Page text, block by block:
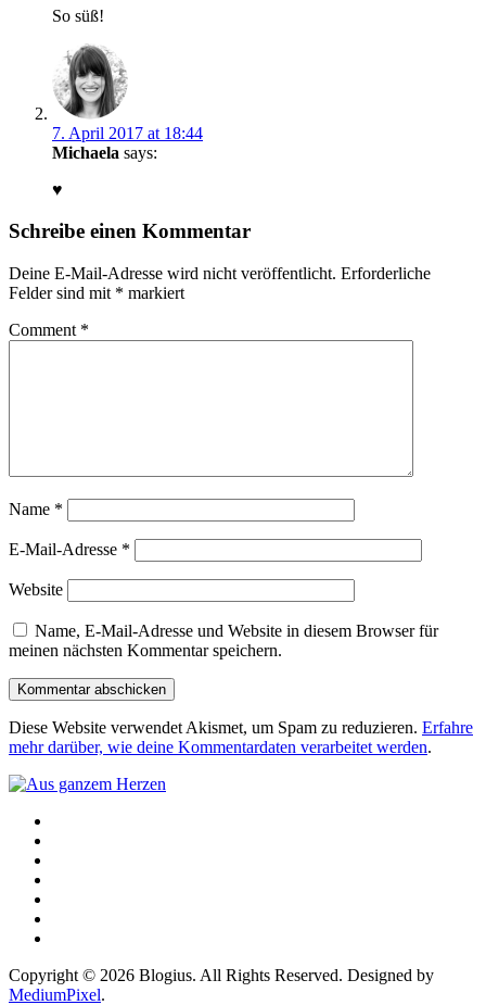
So süß!
7. April 2017 at 18:44
Michaela says:
♥
Schreibe einen Kommentar
Deine E-Mail-Adresse wird nicht veröffentlicht. Erforderliche
Felder sind mit * markiert
Comment *
Name *
E-Mail-Adresse *
Website
Name, E-Mail-Adresse und Website in diesem Browser für
meinen nächsten Kommentar speichern.
Diese Website verwendet Akismet, um Spam zu reduzieren. Erfahre
mehr darüber, wie deine Kommentardaten verarbeitet werden.
Copyright © 2026 Blogius. All Rights Reserved. Designed by
MediumPixel.